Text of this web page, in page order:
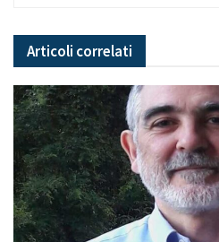
Articoli correlati